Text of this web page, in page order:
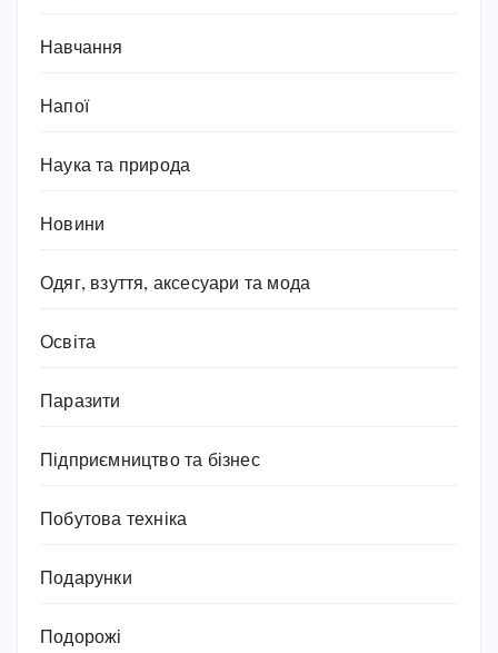
Навчання
Напої
Наука та природа
Новини
Одяг, взуття, аксесуари та мода
Освіта
Паразити
Підприємництво та бізнес
Побутова техніка
Подарунки
Подорожі